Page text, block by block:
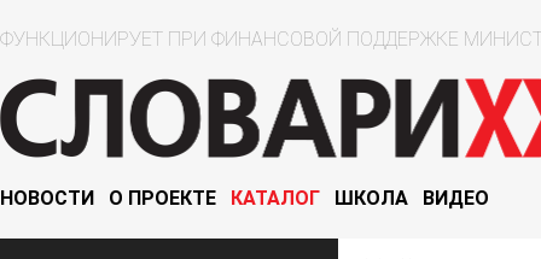
ФУНКЦИОНИРУЕТ ПРИ ФИНАНСОВОЙ ПОДДЕРЖКЕ
НОВОСТИ О ПРОЕКТЕ КАТАЛОГ ШКОЛА ВИДЕО